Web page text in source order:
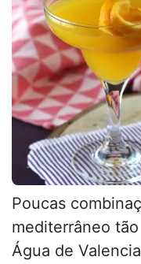
Poucas
mediterrâneo
Água de